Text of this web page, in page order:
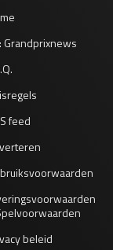
Grandprixnews
feed
beleid